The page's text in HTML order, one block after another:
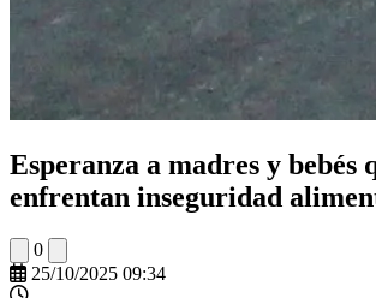
Esperanza a madres y bebés
enfrentan inseguridad
0
25/10/2025 09:34